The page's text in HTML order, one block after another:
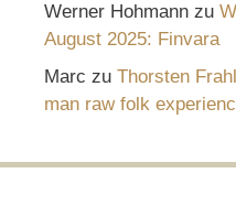
Werner Hohmann zu
August 2025: Finvara
Marc zu Thorsten
man raw folk